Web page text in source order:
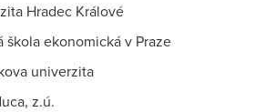
Hradec Králové
škola ekonomická v Praze
univerzita
z.ú.